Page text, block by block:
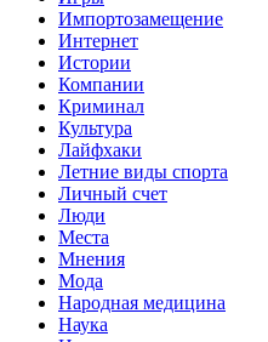
Импортозамещение
Интернет
Истории
Компании
Криминал
Культура
Лайфхаки
Летние виды спорта
Личный счет
Люди
Места
Мнения
Мода
Народная медицина
Наука